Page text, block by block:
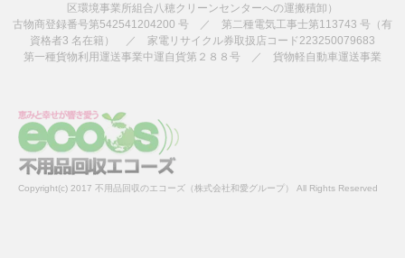
区環境事業所組合八穂クリーンセンターへの運搬積卸）
古物商登録番号第542541204200 号 ／ 第二種電気工事士第113743 号（有
資格者3 名在籍） ／ 家電リサイクル券取扱店コード223250079683
第一種貨物利用運送事業中運自貨第２８８号 ／ 貨物軽自動車運送事業
Copyright(c) 2017 不用品回収のエコーズ（株式会社和愛グループ） All Rights Reserved